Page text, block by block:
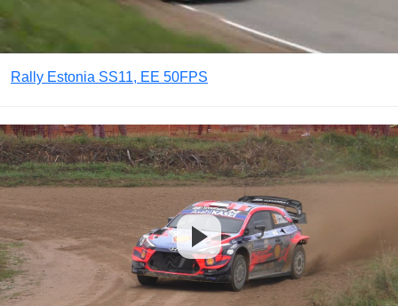
Rally Estonia SS11, EE 50FPS